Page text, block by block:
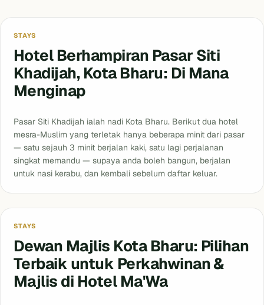
STAYS
Hotel Berhampiran Pasar Siti
Khadijah, Kota Bharu: Di Mana
Menginap
Pasar Siti Khadijah ialah nadi Kota Bharu. Berikut dua hotel
mesra-Muslim yang terletak hanya beberapa minit dari pasar
— satu sejauh 3 minit berjalan kaki, satu lagi perjalanan
singkat memandu — supaya anda boleh bangun, berjalan
untuk nasi kerabu, dan kembali sebelum daftar keluar.
Dewan Majlis
STAYS
Dewan Majlis Kota Bharu: Pilihan
Terbaik untuk Perkahwinan &
Majlis di Hotel Ma'Wa